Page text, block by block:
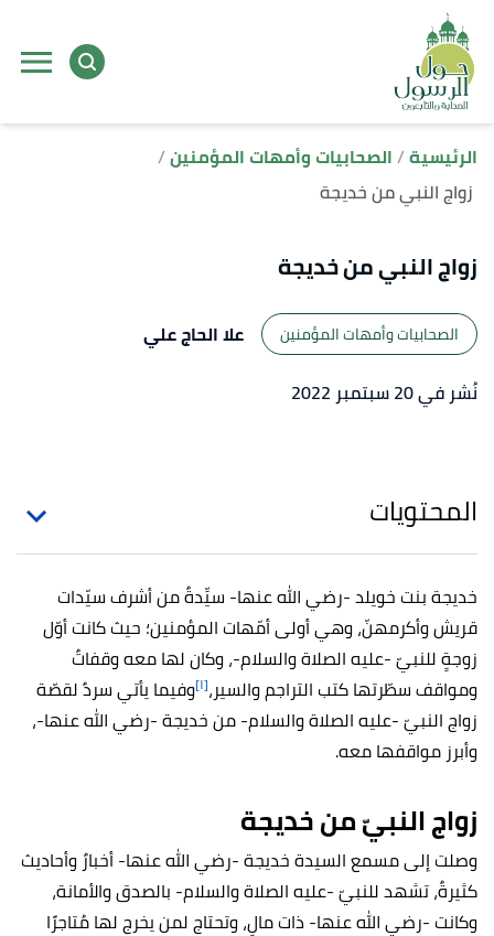
الرئيسية الصحابيات وأمهات المؤمنين
زواج النبي من خديجة
زواج النبي من خديجة
الصحابيات وأمهات المؤمنين
علا الحاج علي
نُشر في 20 سبتمبر 2022
المحتويات
خديجة بنت خويلد -رضي الله عنها- سيِّدةٌ من أشرف سيّدات
قريش وأكرمهنّ، وهي أولى أمّهات المؤمنين؛ حيث كانت أوّل
زوجةٍ للنبيّ -عليه الصلاة والسلام-، وكان لها معه وقفاتٌ
ومواقف سطّرتها كتب التراجم والسير،[١] وفيما يأتي سردٌ لقصّة
زواج النبيّ -عليه الصلاة والسلام- من خديجة -رضي الله عنها-،
وأبرز مواقفها معه.
زواج النبيّ من خديجة
وصلت إلى مسمع السيدة خديجة -رضي الله عنها- أخبارٌ وأحاديث
كثيرةٌ، تشهد للنبيّ -عليه الصلاة والسلام- بالصدق والأمانة،
وكانت -رضي الله عنها- ذات مالٍ، وتحتاج لمن يخرج لها مُتاجرًا